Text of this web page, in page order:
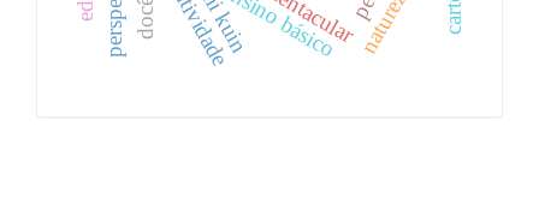
natureza
ensino básico